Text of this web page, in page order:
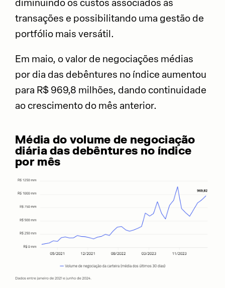
diminuindo os custos associados às
transações e possibilitando uma gestão de
portfólio mais versátil.
Em maio, o valor de negociações médias
por dia das debêntures no índice aumentou
para R$ 969,8 milhões, dando continuidade
ao crescimento do mês anterior.
Média do volume de negociação
diária das debêntures no índice
por mês